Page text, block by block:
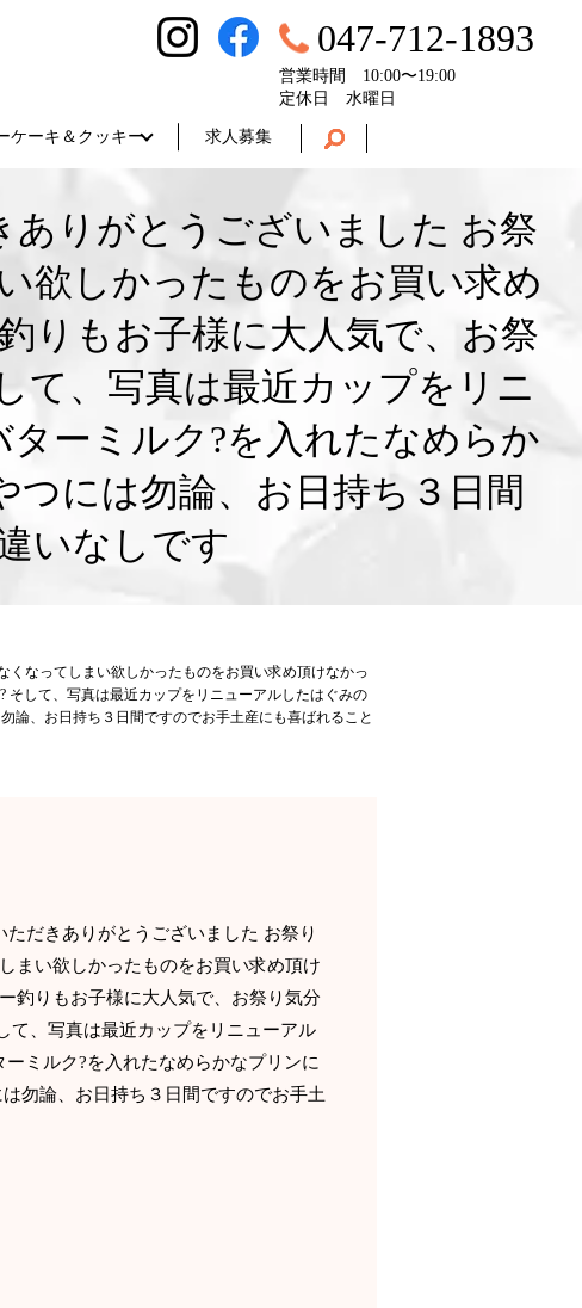
ケーキ＆クッキー 求人募集
047-712-1893
営業時間 10:00〜19:00
定休日 水曜日
りがとうございました お祭
欲しかったものをお買い求め
りもお子様に大人気で、お祭
て、写真は最近カップをリニ
ーミルク?を入れたなめらか
には勿論、お日持ち３日間
いなしです
なってしまい欲しかったものをお買い求め頂けなかっ
して、写真は最近カップをリニューアルしたはぐみの
論、お日持ち３日間ですのでお手土産にも喜ばれること
だきありがとうございました お祭り
まい欲しかったものをお買い求め頂け
釣りもお子様に大人気で、お祭り気分
て、写真は最近カップをリニューアル
ミルク?を入れたなめらかなプリンに
勿論、お日持ち３日間ですのでお手土